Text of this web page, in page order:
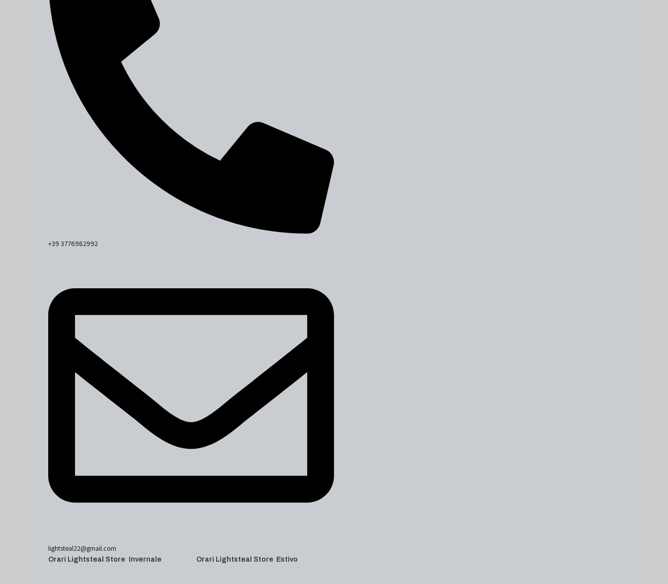
+39 3776982992
lightsteal22@gmail.com
Orari Lightsteal Store Invernale Orari Lightsteal Store Estivo